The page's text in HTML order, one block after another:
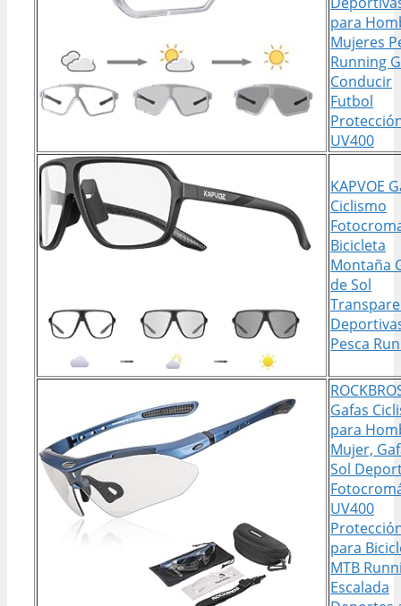
para
Mujeres
Running
Conducir
Futbol
UV400
KAPVOE
Ciclismo
Bicicleta
Montaña
de Sol
Pesca
Gafas
para
Mujer,
Sol
UV400
para
MTB
Escalada